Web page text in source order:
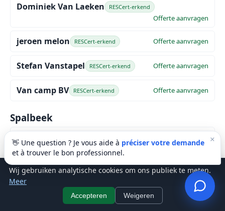
Dominiek Van Laeken RESCert-erkend
Offerte aanvragen
jeroen melon RESCert-erkend Offerte aanvragen
Stefan Vanstapel RESCert-erkend Offerte aanvragen
Van camp BV RESCert-erkend Offerte aanvragen
Spalbeek
RCO
St Pieters Voeren
jean snoeck Offerte aanvragen
Wij gebruiken analytische cookies om ons publiek te meten.
Meer
Accepteren Weigeren
×
👋 Une question ? Je vous aide à préciser votre demande
et à trouver le bon professionnel.